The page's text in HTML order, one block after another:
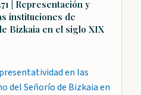
| Representación y
instituciones de
Bizkaia en el siglo XIX
en las
del Señorío de Bizkaia en